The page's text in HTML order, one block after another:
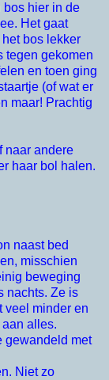
bos hier in de
Het gaat
bos lekker
tegen gekomen
en toen ging
(of wat er
maar! Prachtig
naar andere
haar bol halen.
naast bed
misschien
beweging
nachts. Ze is
veel minder en
alles.
gewandeld met
Niet zo